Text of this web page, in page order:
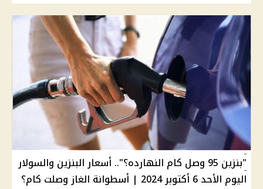
"بنزين 95 وصل كام النهارده؟".. أسعار البنزين والسولار
اليوم الأحد 6 أكتوبر 2024 | أسطوانة الغاز وصلت كام؟